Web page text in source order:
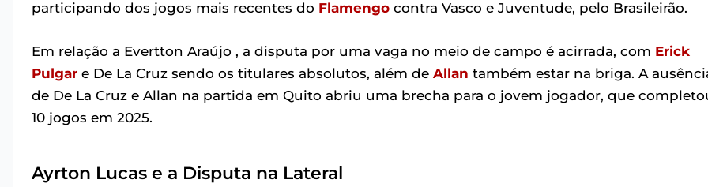
participando dos jogos mais recentes do Flamengo contra Vasco e Juventude, pelo Brasileirão.
Em relação a Evertton Araújo , a disputa por uma vaga no meio de campo é acirrada, com Erick
Pulgar e De La Cruz sendo os titulares absolutos, além de Allan também estar na briga. A
de De La Cruz e Allan na partida em Quito abriu uma brecha para o jovem jogador, que
10 jogos em 2025.
Ayrton Lucas e a Disputa na Lateral